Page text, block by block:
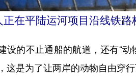
正在平陆运河项目沿线铁
的不止通船的航道，还有“动
这是为了让两岸的动物自由穿